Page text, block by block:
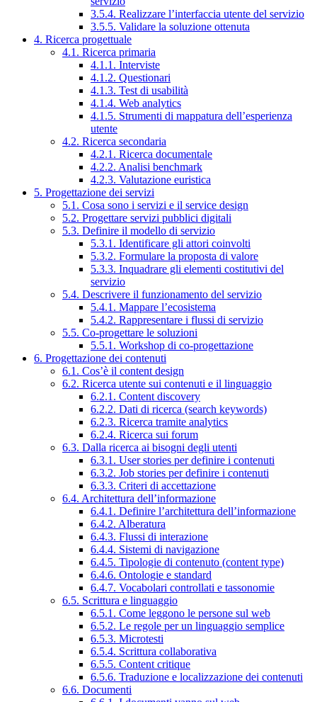
3.5.4. Realizzare l’interfaccia utente del servizio
3.5.5. Validare la soluzione ottenuta
4. Ricerca progettuale
4.1. Ricerca primaria
4.1.1. Interviste
4.1.2. Questionari
4.1.3. Test di usabilità
4.1.4. Web analytics
4.1.5. Strumenti di mappatura dell’esperienza
utente
4.2. Ricerca secondaria
4.2.1. Ricerca documentale
4.2.2. Analisi benchmark
4.2.3. Valutazione euristica
5. Progettazione dei servizi
5.1. Cosa sono i servizi e il service design
5.2. Progettare servizi pubblici digitali
5.3. Definire il modello di servizio
5.3.1. Identificare gli attori coinvolti
5.3.2. Formulare la proposta di valore
5.3.3. Inquadrare gli elementi costitutivi del
servizio
5.4. Descrivere il funzionamento del servizio
5.4.1. Mappare l’ecosistema
5.4.2. Rappresentare i flussi di servizio
5.5. Co-progettare le soluzioni
5.5.1. Workshop di co-progettazione
6. Progettazione dei contenuti
6.1. Cos’è il content design
6.2. Ricerca utente sui contenuti e il linguaggio
6.2.1. Content discovery
6.2.2. Dati di ricerca (search keywords)
6.2.3. Ricerca tramite analytics
6.2.4. Ricerca sui forum
6.3. Dalla ricerca ai bisogni degli utenti
6.3.1. User stories per definire i contenuti
6.3.2. Job stories per definire i contenuti
6.3.3. Criteri di accettazione
6.4. Architettura dell’informazione
6.4.1. Definire l’architettura dell’informazione
6.4.2. Alberatura
6.4.3. Flussi di interazione
6.4.4. Sistemi di navigazione
6.4.5. Tipologie di contenuto (content type)
6.4.6. Ontologie e standard
6.4.7. Vocabolari controllati e tassonomie
6.5. Scrittura e linguaggio
6.5.1. Come leggono le persone sul web
6.5.2. Le regole per un linguaggio semplice
6.5.3. Microtesti
6.5.4. Scrittura collaborativa
6.5.5. Content critique
6.5.6. Traduzione e localizzazione dei contenuti
6.6. Documenti